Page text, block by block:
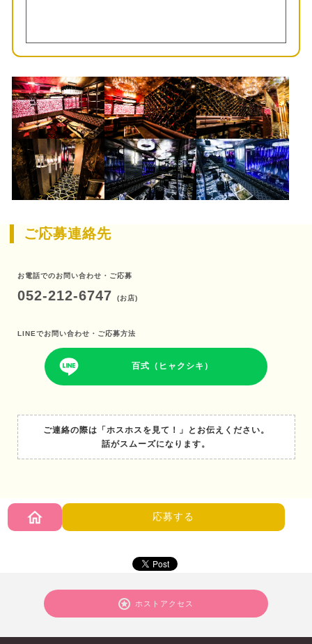
ご応募連絡先
お電話でのお問い合わせ・ご応募
052-212-6747 (お店)
LINEでお問い合わせ・ご応募方法
百式（ヒャクシキ）
ご連絡の際は「ホスホスを見て！」とお伝えください。
話がスムーズになります。
応募する
ホストアクセス